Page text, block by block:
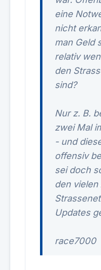
eine
nicht
man Geld
relativ
den
sind?
Nur z. B.
zwei Mal
- und
offensiv
sei doch
den
Updates
race7000